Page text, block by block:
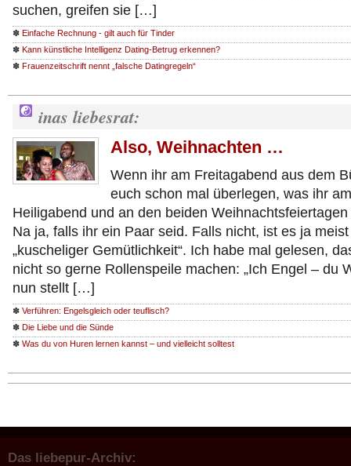
suchen, greifen sie […]
✽ Einfache Rechnung - gilt auch für Tinder
✽ Kann künstliche Intelligenz Dating-Betrug erkennen?
✽ Frauenzeitschrift nennt „falsche Datingregeln“
inas liebesrat:
Also, Weihnachten …
Wenn ihr am Freitagabend aus dem
euch schon mal überlegen, was ihr
Heiligabend und an den beiden
Na ja, falls ihr ein Paar seid. Falls nicht, ist es ja
„kuscheliger Gemütlichkeit“. Ich habe mal gelesen,
nicht so gerne Rollenspeile machen: „Ich Engel – du
nun stellt […]
✽ Verführen: Engelsgleich oder teuflisch?
✽ Die Liebe und die Sünde
✽ Was du von Huren lernen kannst – und vielleicht solltest
Das liebepur-Archiv: